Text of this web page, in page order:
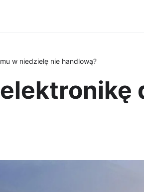
w niedzielę nie handlową?